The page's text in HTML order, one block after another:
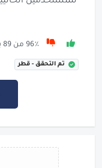
96٪ من 89 يوصون بها
تم التحقق - قطر